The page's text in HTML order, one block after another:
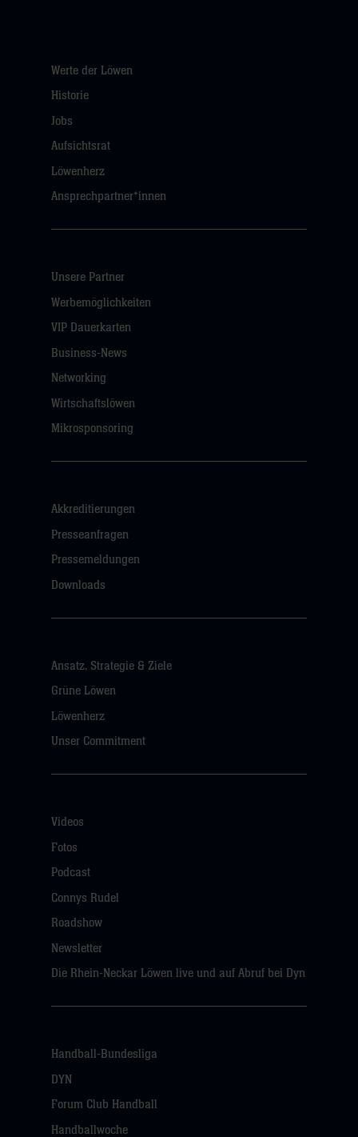
Werte der Löwen
Historie
Jobs
Aufsichtsrat
Löwenherz
Ansprechpartner*innen
Unsere Partner
Werbemöglichkeiten
VIP Dauerkarten
Business-News
Networking
Wirtschaftslöwen
Mikrosponsoring
Akkreditierungen
Presseanfragen
Pressemeldungen
Downloads
Ansatz, Strategie & Ziele
Grüne Löwen
Löwenherz
Unser Commitment
Videos
Fotos
Podcast
Connys Rudel
Roadshow
Newsletter
Die Rhein-Neckar Löwen live und auf Abruf bei Dyn
Handball-Bundesliga
DYN
Forum Club Handball
Handballwoche